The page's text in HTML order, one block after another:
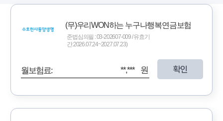
(무)우리WON하는 누구나행복연금보험
준법심의필 : 03-202607-009 / 유효기
간:2026.07.24~2027.07.23)
월보험료: **,*** 원 확인